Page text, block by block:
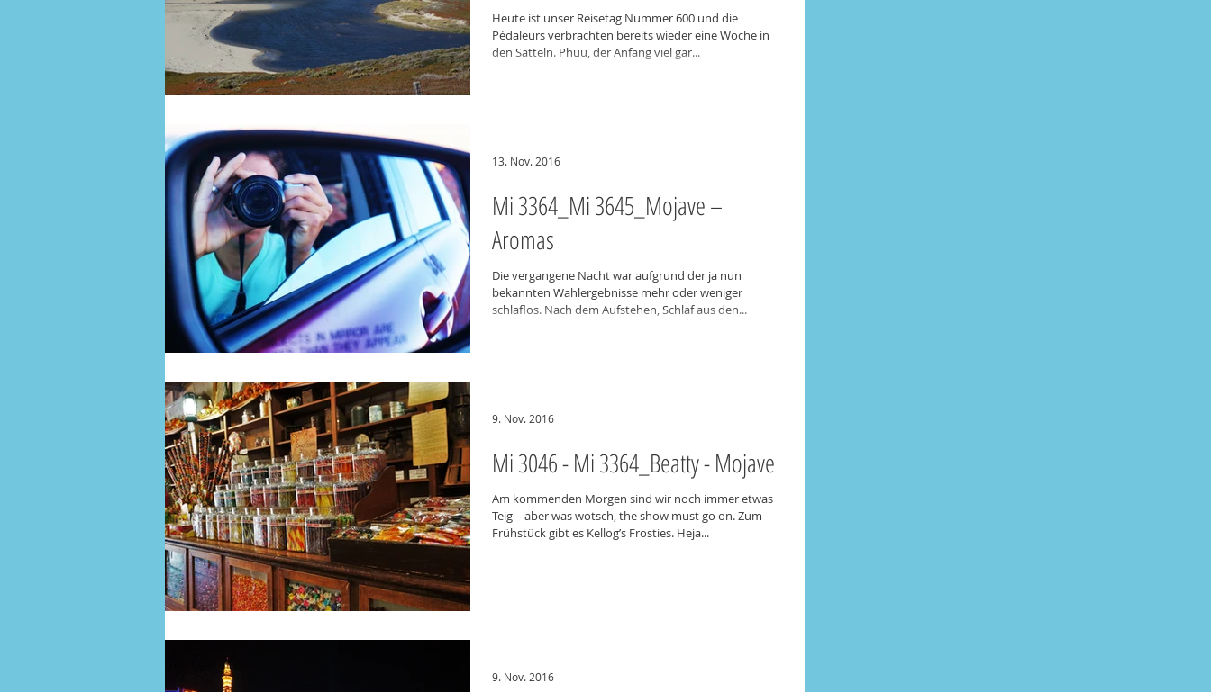
Heute ist unser Reisetag Nummer 600 und die
Pédaleurs verbrachten bereits wieder eine Woche in
den Sätteln. Phuu, der Anfang viel gar...
Mi 3364_Mi 3645_Mojave –
Aromas
Die vergangene Nacht war aufgrund der ja nun
bekannten Wahlergebnisse mehr oder weniger
schlaflos. Nach dem Aufstehen, Schlaf aus den...
13. Nov. 2016
Mi 3046 - Mi 3364_Beatty - Mojave
Am kommenden Morgen sind wir noch immer etwas
Teig – aber was wotsch, the show must go on. Zum
Frühstück gibt es Kellog’s Frosties. Heja...
9. Nov. 2016
9. Nov. 2016